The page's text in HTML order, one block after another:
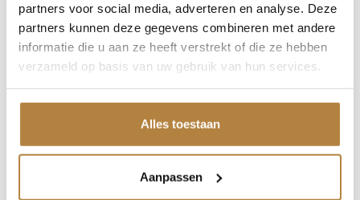
partners voor social media, adverteren en analyse. Deze
partners kunnen deze gegevens combineren met andere
informatie die u aan ze heeft verstrekt of die ze hebben
verzameld op basis van uw gebruik van hun services.
Alles toestaan
Aanpassen
Adresgegevens
Sleutelbloemstraat 1
7322 AJ Apeldoorn
Ma-vr
08:00-18:00
09:00-17:00